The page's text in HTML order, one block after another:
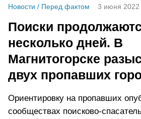
Новости / Перед фактом 3 июня 2022
Поиски
несколько дней. В
Магнитогорске
двух пропавших
Ориентировку на пропавших
сообществах поисково-